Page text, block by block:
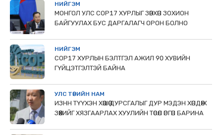
НИЙГЭМ
МОНГОЛ УЛС СОР17 ХУРЛЫГ ЗӨВХӨН ЗОХИОН
БАЙГУУЛАХ БУС ДАРГАЛАГЧ ОРОН БОЛНО
НИЙГЭМ
COP17 ХУРЛЫН БЭЛТГЭЛ АЖИЛ 90 ХУВИЙН
ГҮЙЦЭТГЭЛТЭЙ БАЙНА
УЛС ТӨРИЙН НАМ
ИЗНН ТҮҮХЭН ХӨШӨӨ ДУРСГАЛЫГ ДУР МЭДЭН ХӨНДӨЖ
ЗӨӨХИЙГ ХЯЗГААРЛАХ ХУУЛИЙН ТӨСӨЛ ӨРГӨН БАРИНА